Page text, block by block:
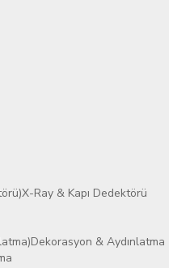
X-Ray & Kapı Dedektörü
Dekorasyon & Aydınlatma